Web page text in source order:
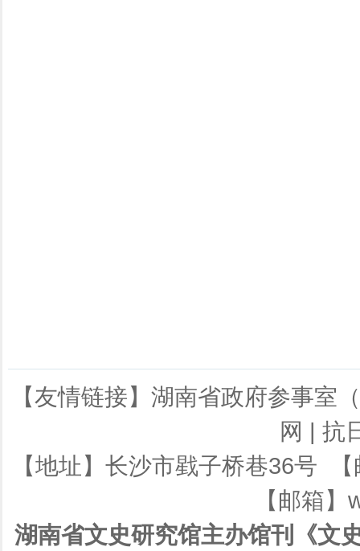
【友情链接】 湖南省政府参事室
网 | 抗
【地址】长沙市戥子桥巷36号
【邮箱
湖南省文史研究馆主办馆刊《文